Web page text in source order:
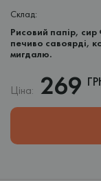
Склад:
Рисовий папір,
печиво савоярді,
мигдалю.
Ціна: 269